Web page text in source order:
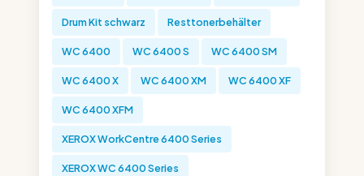
Drum Kit schwarz Resttonerbehälter
WC 6400 WC 6400 S WC 6400 SM
WC 6400 X WC 6400 XM WC 6400 XF
WC 6400 XFM
XEROX WorkCentre 6400 Series
XEROX WC 6400 Series